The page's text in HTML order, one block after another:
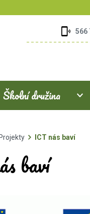
566
Školní družina
Projekty ICT nás baví
baví